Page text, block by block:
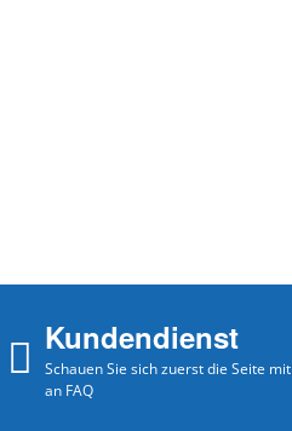
Kundendienst
Schauen Sie sich zuerst die Seite mit
an FAQ